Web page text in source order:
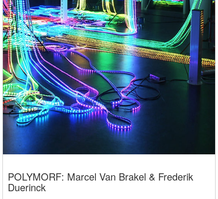
POLYMORF: Marcel Van Brakel & Frederik
Duerinck